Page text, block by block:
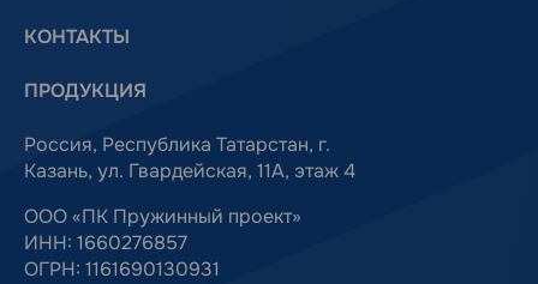
КОНТАКТЫ
ПРОДУКЦИЯ
Россия, Республика Татарстан, г.
Казань, ул. Гвардейская, 11А, этаж 4
ООО «ПК Пружинный проект»
ИНН: 1660276857
ОГРН: 1161690130931